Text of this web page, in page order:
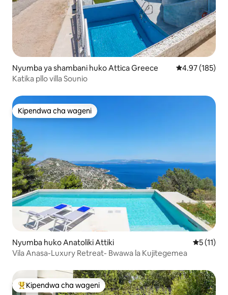
Nyumba ya shambani huko Attica Greece Ukadiriaji wa
4.97 (185)
Katika pllo villa Sounio
Kipendwa cha wageni
Kipendwa cha wageni
Nyumba huko Anatoliki Attiki Ukadiriaji
5 (11)
Vila Anasa-Luxury Retreat- Bwawa la Kujitegemea
Kipendwa maarufu cha wageni
Kipendwa cha wageni